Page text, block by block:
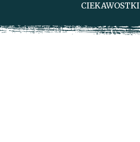
CIEKAWOSTKI